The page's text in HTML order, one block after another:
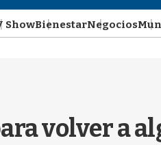
ShowBienestarNegocios
volver a